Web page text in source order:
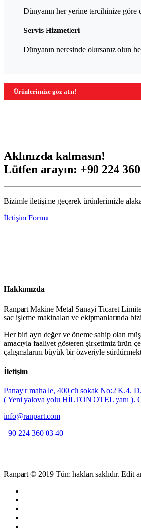
Dünyanın her yerine tercihinize
Servis Hizmetleri
Dünyanın neresinde olursanız olun
Ürünlerimize göz atın!
Aklınızda kalmasın!
Lütfen arayın: +90 224
Bizimle iletişime geçerek ürünlerimizle
İletişim Formu
Hakkımızda
Ranpart Makine Metal Sanayi Ticaret
sac işleme makinaları ve ekipmanlarında
Her biri ayrı değer ve öneme sahip olan
amacıyla faaliyet gösteren şirketimiz ürün
çalışmalarını büyük bir özveriyle
İletişim
Panayır mahalle, 400.cü sokak No:2 K.4.
( Yeni yalova yolu HİLTON OTEL yanı ).
info@ranpart.com
+90 224 360 03 40
Ranpart © 2019 Tüm hakları saklıdır. Edit